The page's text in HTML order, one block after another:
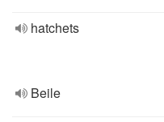
hatchets
Beile